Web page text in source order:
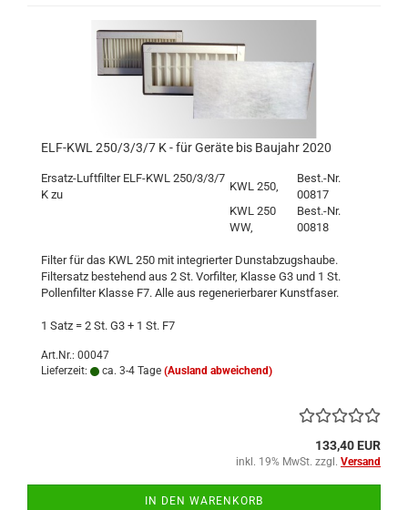
ELF-KWL 250/3/3/7 K - für Geräte bis Baujahr 2020
Ersatz-Luftfilter ELF-KWL 250/3/3/7
K zu
KWL 250,
Best.-Nr.
00817
KWL 250
WW,
Best.-Nr.
00818
Filter für das KWL 250 mit integrierter Dunstabzugshaube.
Filtersatz bestehend aus 2 St. Vorfilter, Klasse G3 und 1 St.
Pollenfilter Klasse F7. Alle aus regenerierbarer Kunstfaser.
1 Satz = 2 St. G3 + 1 St. F7
Art.Nr.: 00047
Lieferzeit:
ca. 3-4 Tage (Ausland abweichend)
133,40 EUR
inkl. 19% MwSt. zzgl. Versand
IN DEN WARENKORB